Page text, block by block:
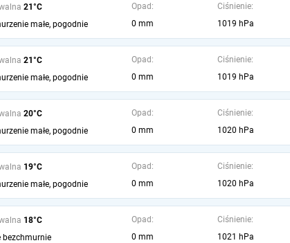
21°C
małe, pogodnie
Opad:
0 mm
Ciśnienie:
1019 hPa
21°C
małe, pogodnie
Opad:
0 mm
Ciśnienie:
1019 hPa
20°C
małe, pogodnie
Opad:
0 mm
Ciśnienie:
1020 hPa
19°C
małe, pogodnie
Opad:
0 mm
Ciśnienie:
1020 hPa
18°C
bezchmurnie
Opad:
0 mm
Ciśnienie:
1021 hPa